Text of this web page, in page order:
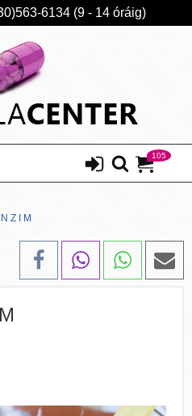
6134 (9 - 14 óráig)
105